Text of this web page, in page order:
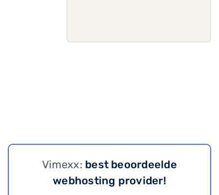
Vimexx: best beoordeelde
webhosting provider!